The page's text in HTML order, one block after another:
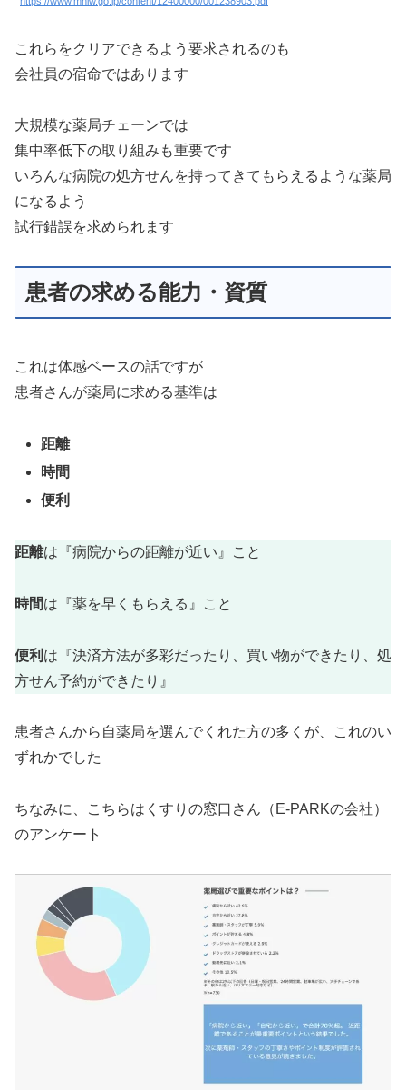
これらをクリアできるよう要求されるのも
会社員の宿命ではあります
大規模な薬局チェーンでは
集中率低下の取り組みも重要です
いろんな病院の処方せんを持ってきてもらえるような薬局
になるよう
試行錯誤を求められます
患者の求める能力・資質
これは体感ベースの話ですが
患者さんが薬局に求める基準は
距離
時間
便利
距離は『病院からの距離が近い』こと
時間は『薬を早くもらえる』こと
便利 は『決済方法が多彩だったり、買い物ができたり、処
方せん予約ができたり』
患者さんから自薬局を選んでくれた方の多くが、これのい
ずれかでした
ちなみに、こちらはくすりの窓口さん（E-PARKの会社）
のアンケート